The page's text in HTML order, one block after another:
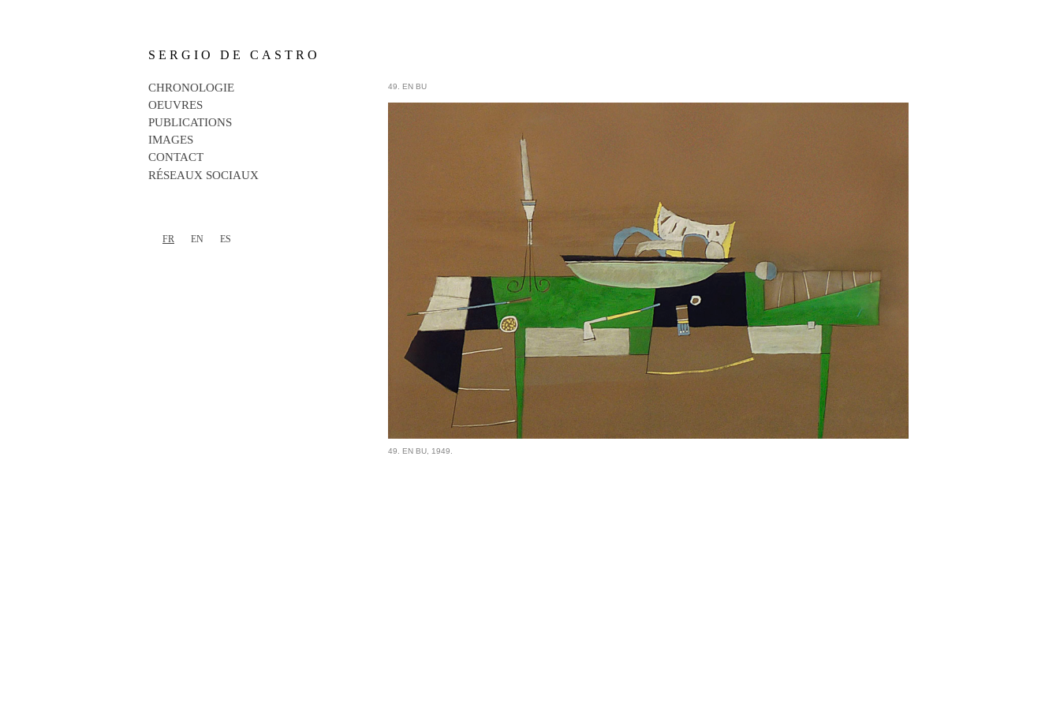
SERGIO DE CASTRO
CHRONOLOGIE
OEUVRES
PUBLICATIONS
IMAGES
CONTACT
RÉSEAUX SOCIAUX
FR EN ES
49. EN BU
49. EN BU, 1949.